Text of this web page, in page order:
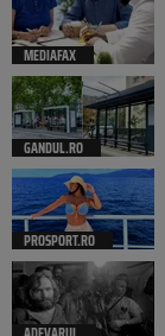
MEDIAFAX
GANDUL.RO
PROSPORT.RO